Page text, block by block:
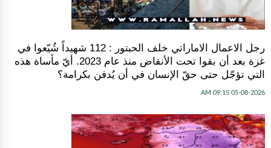
رجل الاعمال الاماراتي خلف الحبتور : 112 شهيداً شُيّعوا في
‫غزة‬ بعد أن بقوا تحت الأنقاض منذ عام 2023. أيّ مأساة هذه
التي تؤجّل حتى حقّ الإنسان في أن يُدفن بكرامة؟
05-08-2026 09:15 AM